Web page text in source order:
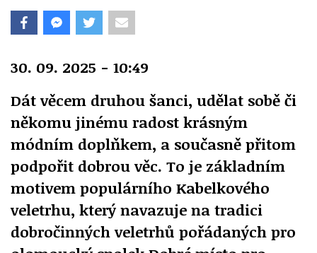
30. 09. 2025 - 10:49
Dát věcem druhou šanci, udělat sobě či
někomu jinému radost krásným
módním doplňkem, a současně přitom
podpořit dobrou věc. To je základním
motivem populárního Kabelkového
veletrhu, který navazuje na tradici
dobročinných veletrhů pořádaných pro